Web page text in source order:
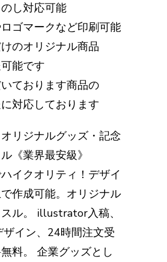
し対応可能
ゴマークなど印刷可能
のオリジナル商品
能です
ております商品の
対応しております
リジナルグッズ・記念
《業界最安級》
イクオリティ！デザイ
作成可能。オリジナル
ル。 illustrator入稿、
イン、24時間注文受
料。 企業グッズとし